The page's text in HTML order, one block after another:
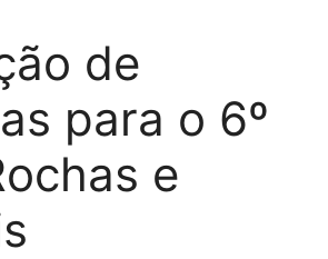
de
para o 6º
e